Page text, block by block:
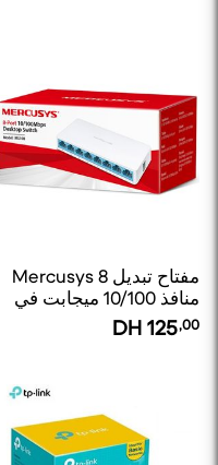
مفتاح تبديل Mercusys 8
منافذ 10/100 ميجابت في
الثانية
125,00